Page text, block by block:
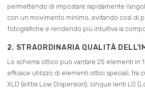
permettendo di impostare rapidamente
con un movimento minimo, evitando così di
fotografiche e rendendo più intuitiva la
2. STRAORDINARIA QUALITÀ
Lo schema ottico può vantare 25 elementi in
efficace utilizzo di elementi ottici speciali, tra
XLD (eXtra Low Dispersion), cinque lenti LD